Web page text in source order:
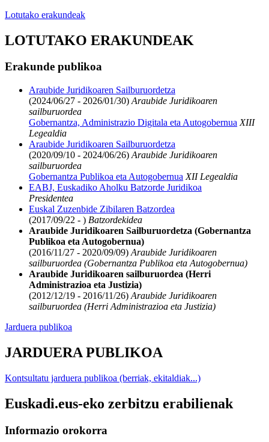
Lotutako erakundeak
LOTUTAKO ERAKUNDEAK
Erakunde publikoa
Araubide Juridikoaren Sailburuordetza
(2024/06/27 - 2026/01/30) Araubide Juridikoaren
sailburuordea
Gobernantza, Administrazio Digitala eta Autogobernua XIII
Legealdia
Araubide Juridikoaren Sailburuordetza
(2020/09/10 - 2024/06/26) Araubide Juridikoaren
sailburuordea
Gobernantza Publikoa eta Autogobernua XII Legealdia
EABJ, Euskadiko Aholku Batzorde Juridikoa
Presidentea
Euskal Zuzenbide Zibilaren Batzordea
(2017/09/22 - ) Batzordekidea
Araubide Juridikoaren Sailburuordetza (Gobernantza
Publikoa eta Autogobernua)
(2016/11/27 - 2020/09/09) Araubide Juridikoaren
sailburuordea (Gobernantza Publikoa eta Autogobernua)
Araubide Juridikoaren sailburuordea (Herri
Administrazioa eta Justizia)
(2012/12/19 - 2016/11/26) Araubide Juridikoaren
sailburuordea (Herri Administrazioa eta Justizia)
Jarduera publikoa
JARDUERA PUBLIKOA
Kontsultatu jarduera publikoa (berriak, ekitaldiak...)
Euskadi.eus-eko zerbitzu erabilienak
Informazio orokorra